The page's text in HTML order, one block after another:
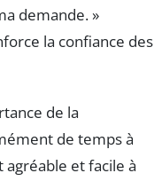
demande. »
la confiance des
de la
de temps à
et facile à